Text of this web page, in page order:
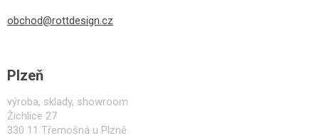
obchod@rottdesign.cz
Plzeň
výroba, sklady, showroom
Žichlice 27
330 11 Třemošná u Plzně